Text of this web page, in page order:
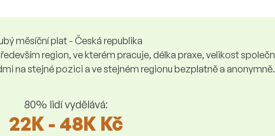
měsíční plat - Česká republika
region, ve kterém pracuje, délka praxe, velikost
na stejné pozici a ve stejném regionu bezplatně a anonymně.
80% lidí vydělává:
22K - 48K Kč